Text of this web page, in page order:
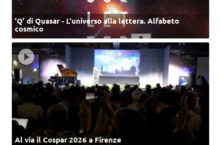
‘Q’ di Quasar - L'universo alla lettera. Alfabeto
cosmico
Al via il Cospar 2026 a Firenze